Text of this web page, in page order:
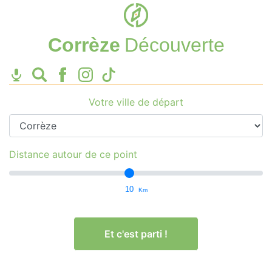
Corrèze Découverte
Votre ville de départ
Distance autour de ce point
10 Km
Et c'est parti !